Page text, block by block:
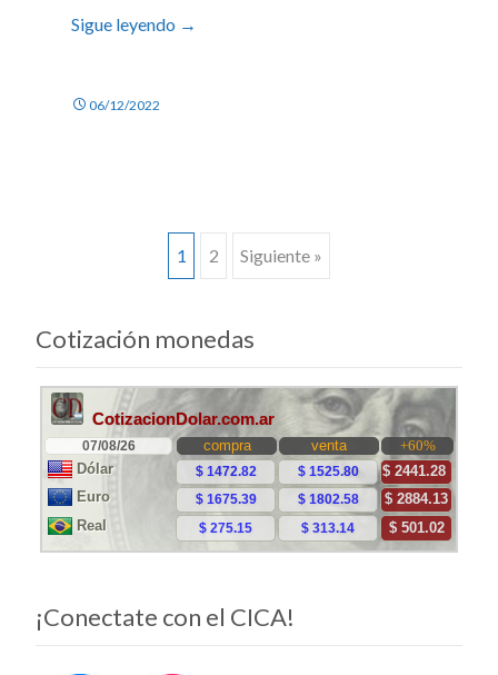
Sigue leyendo →
06/12/2022
a
las
entradas
1 2 Siguiente »
Cotización monedas
¡Conectate con el CICA!